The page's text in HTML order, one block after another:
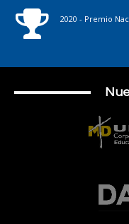
2020 - Premio